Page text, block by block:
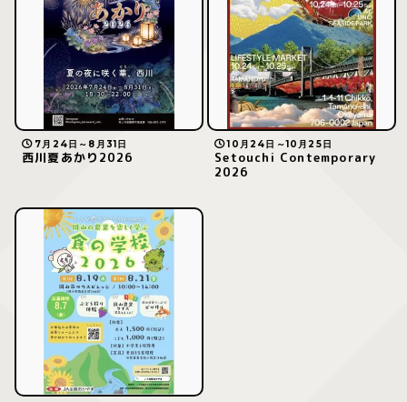
7月24日～8月31日
西川夏あかり2026
10月24日～10月25日
Setouchi Contemporary
2026